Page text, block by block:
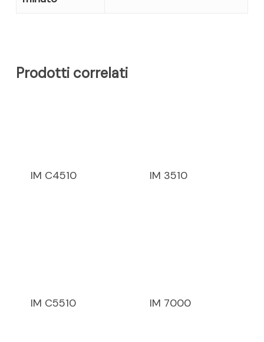
Prodotti correlati
IM C4510 IM 3510
IM C5510 IM 7000